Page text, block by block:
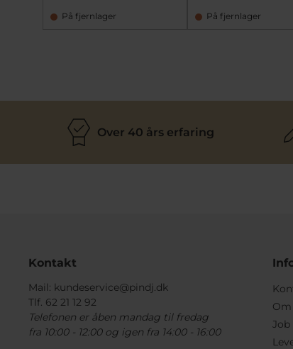
På fjernlager På fjernlager
Over 40 års erfaring
Kontakt
Mail: kundeservice@pindj.dk
Tlf. 62 21 12 92
Telefonen er åben mandag til fredag
fra 10:00 - 12:00 og igen fra 14:00 - 16:00
Om
Job